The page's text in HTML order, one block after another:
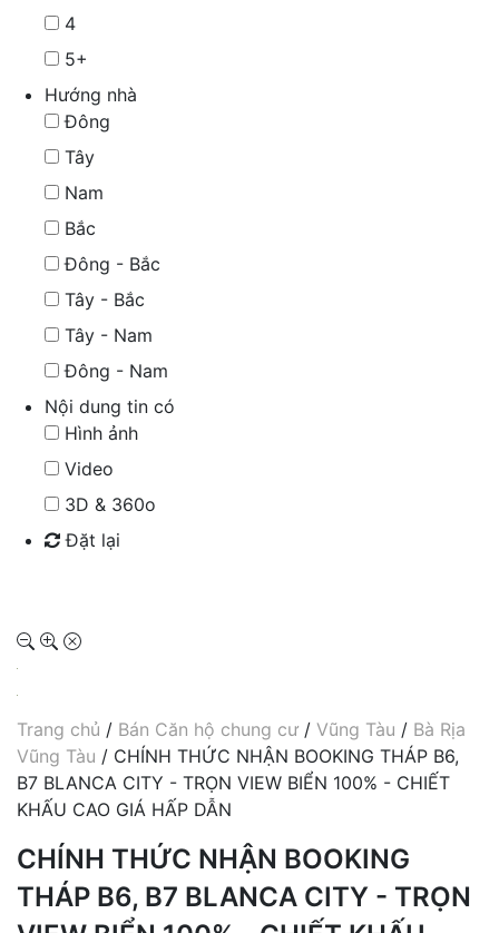
4
5+
Hướng nhà
Đông
Tây
Nam
Bắc
Đông - Bắc
Tây - Bắc
Tây - Nam
Đông - Nam
Nội dung tin có
Hình ảnh
Video
3D & 360o
Đặt lại
Trang chủ / Bán Căn hộ chung cư / Vũng Tàu / Bà Rịa
Vũng Tàu / CHÍNH THỨC NHẬN BOOKING THÁP B6,
B7 BLANCA CITY - TRỌN VIEW BIỂN 100% - CHIẾT
KHẤU CAO GIÁ HẤP DẪN
CHÍNH THỨC NHẬN BOOKING
THÁP B6, B7 BLANCA CITY - TRỌN